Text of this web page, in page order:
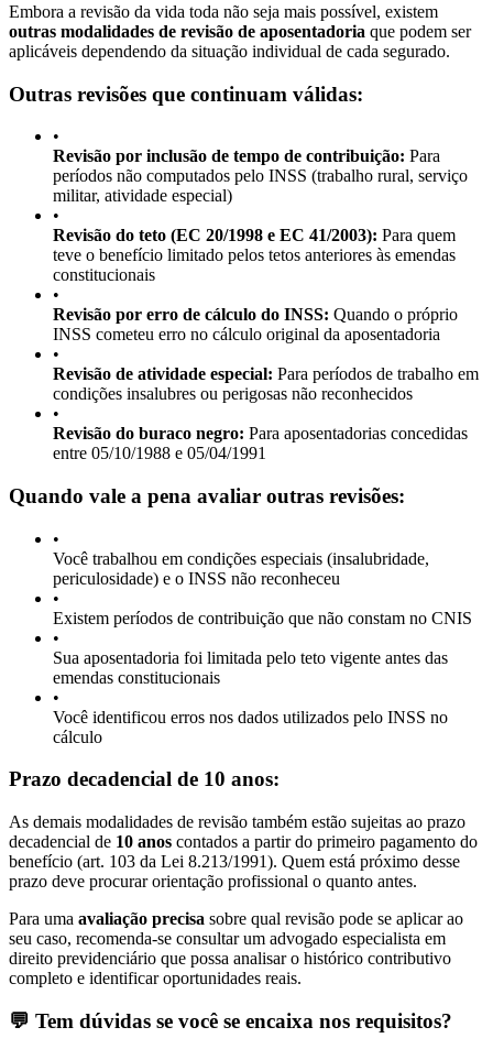
Embora a revisão da vida toda não seja mais possível, existem
outras modalidades de revisão de aposentadoria que podem ser
aplicáveis dependendo da situação individual de cada segurado.
Outras revisões que continuam válidas:
•
Revisão por inclusão de tempo de contribuição: Para
períodos não computados pelo INSS (trabalho rural, serviço
militar, atividade especial)
•
Revisão do teto (EC 20/1998 e EC 41/2003): Para quem
teve o benefício limitado pelos tetos anteriores às emendas
constitucionais
•
Revisão por erro de cálculo do INSS: Quando o próprio
INSS cometeu erro no cálculo original da aposentadoria
•
Revisão de atividade especial: Para períodos de trabalho em
condições insalubres ou perigosas não reconhecidos
•
Revisão do buraco negro: Para aposentadorias concedidas
entre 05/10/1988 e 05/04/1991
Quando vale a pena avaliar outras revisões:
•
Você trabalhou em condições especiais (insalubridade,
periculosidade) e o INSS não reconheceu
•
Existem períodos de contribuição que não constam no CNIS
•
Sua aposentadoria foi limitada pelo teto vigente antes das
emendas constitucionais
•
Você identificou erros nos dados utilizados pelo INSS no
cálculo
Prazo decadencial de 10 anos:
As demais modalidades de revisão também estão sujeitas ao prazo
decadencial de 10 anos contados a partir do primeiro pagamento do
benefício (art. 103 da Lei 8.213/1991). Quem está próximo desse
prazo deve procurar orientação profissional o quanto antes.
Para uma avaliação precisa sobre qual revisão pode se aplicar ao
seu caso, recomenda-se consultar um advogado especialista em
direito previdenciário que possa analisar o histórico contributivo
completo e identificar oportunidades reais.
💬 Tem dúvidas se você se encaixa nos requisitos?